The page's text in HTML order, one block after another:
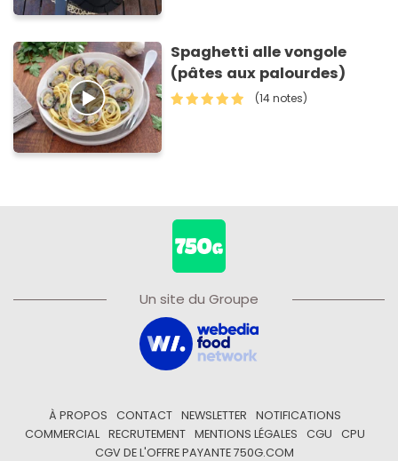
Spaghetti alle vongole
(pâtes aux palourdes)
(14 notes)
Un site du Groupe
À PROPOS CONTACT NEWSLETTER
NOTIFICATIONS
COMMERCIAL
RECRUTEMENT MENTIONS LÉGALES CGU
CPU
CGV DE L'OFFRE PAYANTE 750G.COM